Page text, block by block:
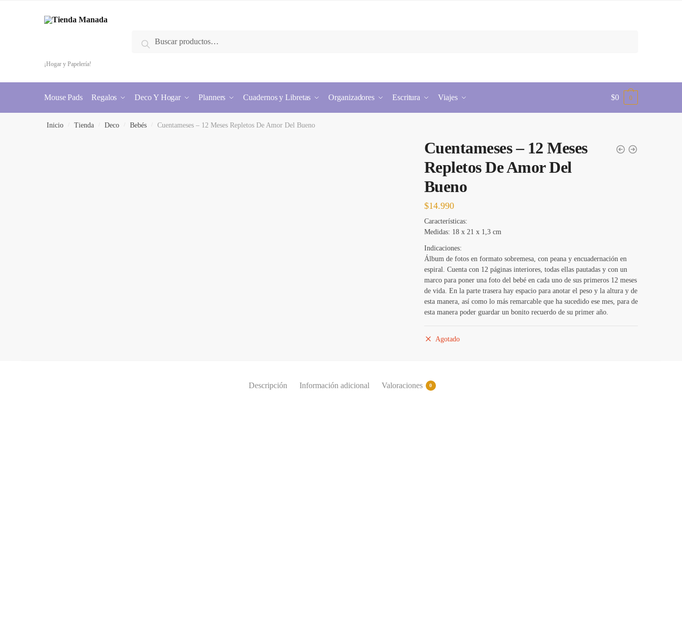
¡Hogar y Papelería!
Buscar
Mouse Pads Regalos Deco Y Hogar Planners Cuadernos y Libretas Organizadores Escritura Viajes $0 0
Inicio Tienda Deco Bebés Cuentameses – 12 Meses Repletos De Amor Del Bueno
Cuentameses – 12 Meses
Repletos De Amor Del
Bueno
$14.990
Características:
Medidas: 18 x 21 x 1,3 cm
Indicaciones:
Álbum de fotos en formato sobremesa, con peana y encuadernación en
espiral. Cuenta con 12 páginas interiores, todas ellas pautadas y con un
marco para poner una foto del bebé en cada uno de sus primeros 12 meses
de vida. En la parte trasera hay espacio para anotar el peso y la altura y de
esta manera, así como lo más remarcable que ha sucedido ese mes, para de
esta manera poder guardar un bonito recuerdo de su primer año.
Agotado
Descripción Información adicional Valoraciones 0